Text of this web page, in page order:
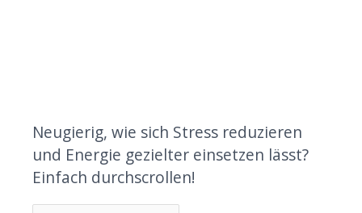
Neugierig, wie sich Stress reduzieren
und Energie gezielter einsetzen lässt?
Einfach durchscrollen!